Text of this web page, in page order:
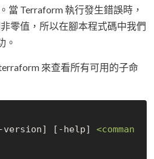
當 Terraform 執行發生錯誤時，
零值，所以在腳本程式碼中我們
。
來查看所有可用的子命
version] [-help] <comman